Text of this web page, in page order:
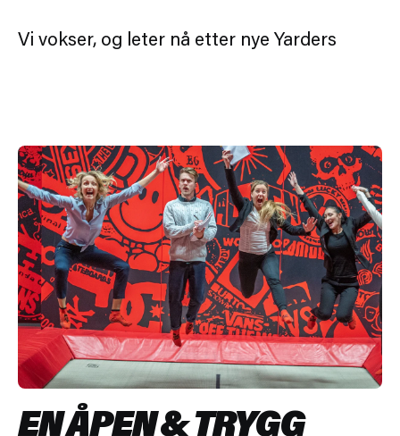
Vi vokser, og leter nå etter nye Yarders
EN ÅPEN & TRYGG